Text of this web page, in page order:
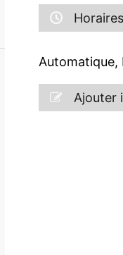
Automatique,
Ajouter